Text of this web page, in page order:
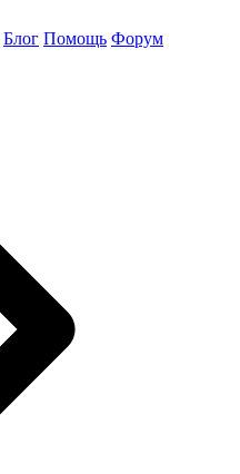
Блог Помощь Форум